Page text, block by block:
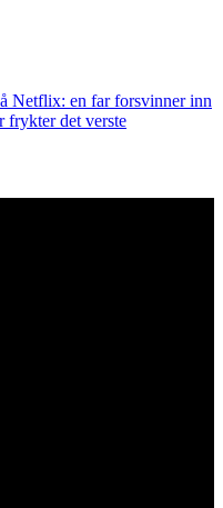
Netflix: en far forsvinner inn
frykter det verste